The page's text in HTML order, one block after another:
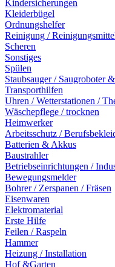
Kindersicherungen
Kleiderbügel
Ordnungshelfer
Reinigung /
Scheren
Sonstiges
Spülen
Staubsauger / Saugroboter
Transporthilfen
Uhren / Wetterstationen /
Wäschepflege / trocknen
Heimwerker
Arbeitsschutz /
Batterien & Akkus
Baustrahler
Betriebseinrichtungen /
Bewegungsmelder
Bohrer / Zerspanen / Fräsen
Eisenwaren
Elektromaterial
Erste Hilfe
Feilen / Raspeln
Hammer
Heizung / Installation
Hof &Garten